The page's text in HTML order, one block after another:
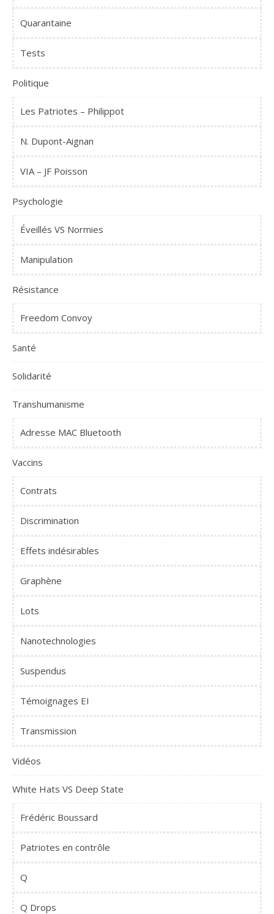
Quarantaine
Tests
Politique
Les Patriotes – Philippot
N. Dupont-Aignan
VIA – JF Poisson
Psychologie
Éveillés VS Normies
Manipulation
Résistance
Freedom Convoy
Santé
Solidarité
Transhumanisme
Adresse MAC Bluetooth
Vaccins
Contrats
Discrimination
Effets indésirables
Graphène
Lots
Nanotechnologies
Suspendus
Témoignages EI
Transmission
Vidéos
White Hats VS Deep State
Frédéric Boussard
Patriotes en contrôle
Q
Q Drops